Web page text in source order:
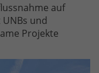
auf
und
Projekte